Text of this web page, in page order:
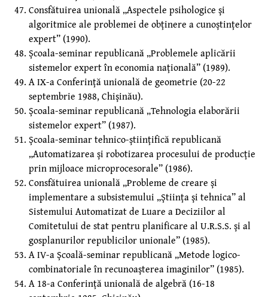
Consfătuirea unională „Aspectele psihologice şi
algoritmice ale problemei de obţinere a cunoştinţelor
expert” (1990).
Şcoala-seminar republicană „Problemele aplicării
sistemelor expert în economia naţională” (1989).
A IX-a Conferinţă unională de geometrie (20-22
septembrie 1988, Chişinău).
Şcoala-seminar republicană „Tehnologia elaborării
sistemelor expert” (1987).
Şcoala-seminar tehnico-ştiinţifică republicană
„Automatizarea şi robotizarea procesului de producţie
prin mijloace microprocesorale” (1986).
Consfătuirea unională „Probleme de creare şi
implementare a subsistemului „Ştiinţa şi tehnica” al
Sistemului Automatizat de Luare a Deciziilor al
Comitetului de stat pentru planificare al U.R.S.S. şi al
gosplanurilor republicilor unionale” (1985).
A IV-a Şcoală-seminar republicană „Metode logico-
combinatoriale în recunoaşterea imaginilor” (1985).
A 18-a Conferinţă unională de algebră (16-18